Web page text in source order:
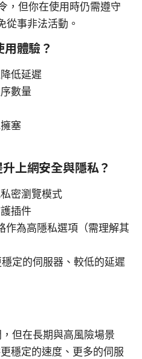
，但你在使用時仍需遵守
從事非法活動。
體驗？
低延遲
數量
塞
上網安全與隱私？
密瀏覽模式
插件
作為高隱私選項（需理解其
定的伺服器、較低的延遲
但在長期與高風險場景
穩定的速度、更多的伺服